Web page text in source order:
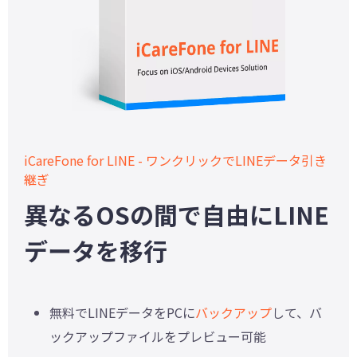
iCareFone for LINE - ワンクリックでLINEデータ引き
継ぎ
異なるOSの間で自由にLINE
データを移行
無料でLINEデータをPCにバックアップして、バ
ックアップファイルをプレビュー可能